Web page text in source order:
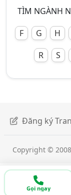
Gọi ngay
TÌM NGÀNH
F
G H
R
S
Đăng ký
Copyright ©